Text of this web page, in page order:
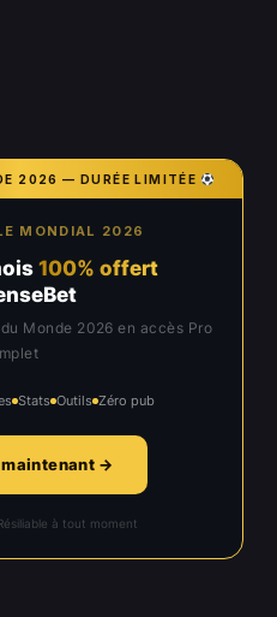
2026 — DURÉE LIMITÉE
MONDIAL 2026
100% offert
Monde 2026 en accès Pro
Stats Outils Zéro pub
maintenant →
à tout moment